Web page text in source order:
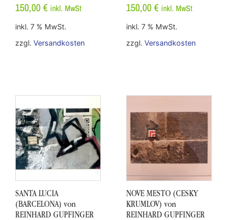
150,00€ inkl. MwSt
inkl. 7 % MwSt.
zzgl. Versandkosten
150,00€ inkl. MwSt
inkl. 7 % MwSt.
zzgl. Versandkosten
SANTA LUCIA
(BARCELONA) von
REINHARD GUPFINGER
NOVE MESTO (CESKY
KRUMLOV) von
REINHARD GUPFINGER